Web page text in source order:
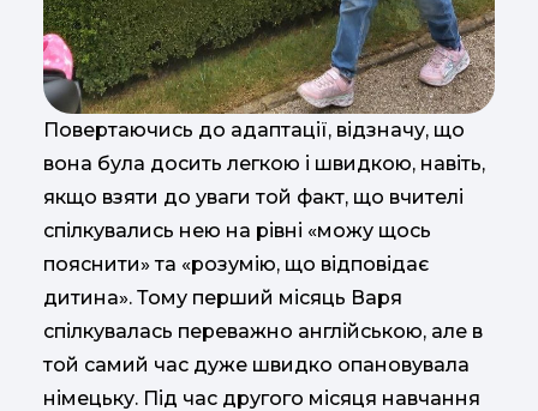
Повертаючись до адаптації, відзначу, що
вона була досить легкою і швидкою, навіть,
якщо взяти до уваги той факт, що вчителі
спілкувались нею на рівні «можу щось
пояснити» та «розумію, що відповідає
дитина». Тому перший місяць Варя
спілкувалась переважно англійською, але в
той самий час дуже швидко опановувала
німецьку. Під час другого місяця навчання